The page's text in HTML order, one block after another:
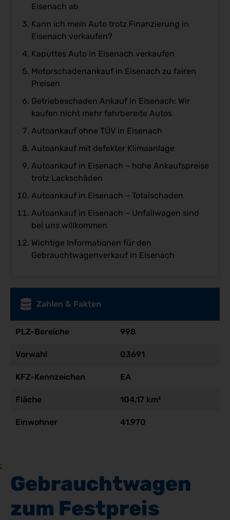
Eisenach ab
Kann ich mein Auto trotz Finanzierung in
Eisenach verkaufen?
Kaputtes Auto in Eisenach verkaufen
Motorschadenankauf in Eisenach zu fairen
Preisen
Getriebeschaden Ankauf in Eisenach: Wir
kaufen nicht mehr fahrbereite Autos
Autoankauf ohne TÜV in Eisenach
Autoankauf mit defekter Klimaanlage
Autoankauf in Eisenach – hohe Ankaufspreise
trotz Lackschäden
Autoankauf in Eisenach – Totalschaden
Autoankauf in Eisenach – Unfallwagen sind
bei uns willkommen
Wichtige Informationen für den
Gebrauchtwagenverkauf in Eisenach
Zahlen & Fakten
PLZ-Bereiche 998
Vorwahl 03691
KFZ-Kennzeichen EA
Fläche 104,17 km²
Einwohner 41.970
;
Gebrauchtwagen
zum Festpreis